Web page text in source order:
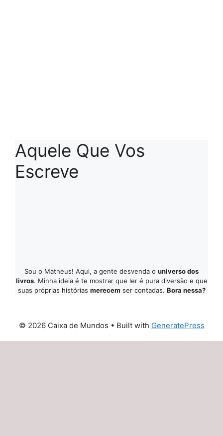
Aquele Que Vos
Escreve
Sou o Matheus! Aqui, a gente desvenda o universo dos
livros. Minha ideia é te mostrar que ler é pura diversão e que
suas próprias histórias merecem ser contadas. Bora nessa?
© 2026 Caixa de Mundos • Built with GeneratePress